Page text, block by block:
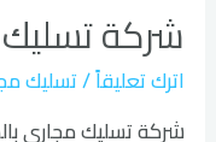
شركة
اترك تعليقاً/تسليك
مجارى
بالمجمعة